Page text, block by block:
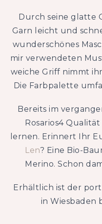
Durch seine glatte
Garn leicht und
wunderschönes
mir verwendeten
weiche Griff nimmt
Die Farbpalette
Bereits im
Rosarios4
lernen. Erinnert Ihr
Len? Eine Bio-
Merino. Schon
Erhältlich ist der
in Wiesbaden